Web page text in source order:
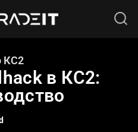
КС2
в КС2: